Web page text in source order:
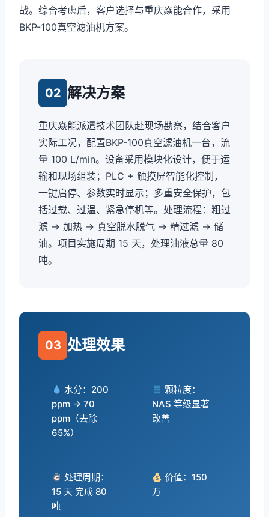
战。综合考虑后，客户选择与重庆焱能合作，采用
BKP-100真空滤油机方案。
02 解决方案
重庆焱能派遣技术团队赴现场勘察，结合客户
实际工况，配置BKP-100真空滤油机一台，流
量 100 L/min。设备采用模块化设计，便于运
输和现场组装；PLC + 触摸屏智能化控制，
一键启停、参数实时显示；多重安全保护，包
括过载、过温、紧急停机等。处理流程：粗过
滤 → 加热 → 真空脱水脱气 → 精过滤 → 储
油。项目实施周期 15 天，处理油液总量 80
吨。
03 处理效果
水分：200
ppm → 70
ppm（去除
65%）
颗粒度：
NAS 等级显著
改善
处理周期：
15 天 完成 80
吨
价值：150
万